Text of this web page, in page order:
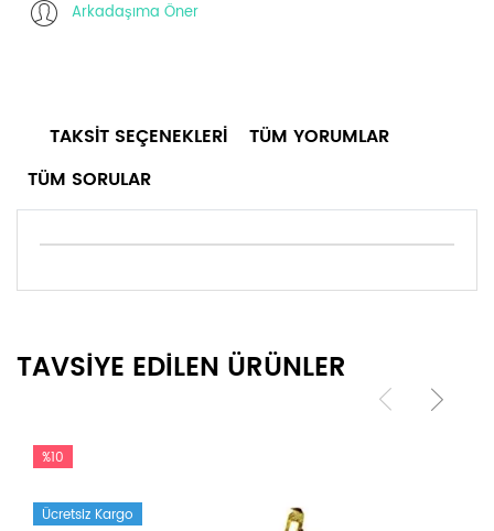
Arkadaşıma Öner
TAKSIT SEÇENEKLERI
TÜM YORUMLAR
TÜM SORULAR
TAVSİYE EDİLEN ÜRÜNLER
%10
Ücretsiz Kargo